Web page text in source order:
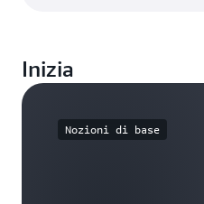
Inizia
Nozioni di base